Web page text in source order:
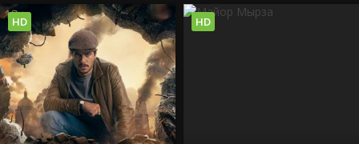
HD HD